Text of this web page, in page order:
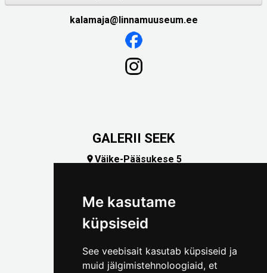
Me kasutame
küpsiseid
See veebisait kasutab küpsiseid ja
muid jälgimistehnoloogiaid, et
kalamaja@linnamuuseum.ee
GALERII SEEK
Väike-Pääsukese 5